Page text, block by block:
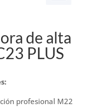
de alta
PLUS
profesional M22